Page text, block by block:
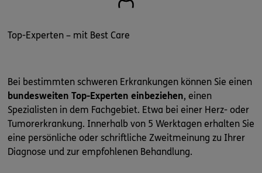
Top-Experten – mit Best Care
Bei bestimmten schweren Erkrankungen können Sie einen
bundesweiten Top-Experten einbeziehen, einen
Spezialisten in dem Fachgebiet. Etwa bei einer Herz- oder
Tumorerkrankung. Innerhalb von 5 Werktagen erhalten Sie
eine persönliche oder schriftliche Zweitmeinung zu Ihrer
Diagnose und zur empfohlenen Behandlung.